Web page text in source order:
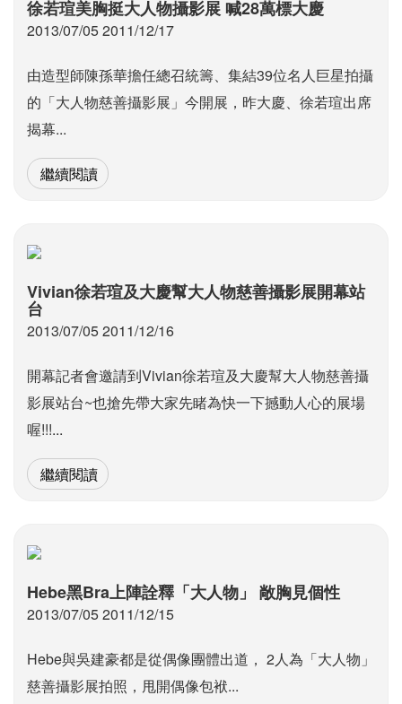
徐若瑄美胸挺大人物攝影展 喊28萬標大慶
2013/07/05 2011/12/17
由造型師陳孫華擔任總召統籌、集結39位名人巨星拍攝
的「大人物慈善攝影展」今開展，昨大慶、徐若瑄出席
揭幕...
繼續閱讀
Vivian徐若瑄及大慶幫大人物慈善攝影展開幕站
台
2013/07/05 2011/12/16
開幕記者會邀請到Vivian徐若瑄及大慶幫大人物慈善攝
影展站台~也搶先帶大家先睹為快一下撼動人心的展場
喔!!!...
繼續閱讀
Hebe黑Bra上陣詮釋「大人物」 敞胸見個性
2013/07/05 2011/12/15
Hebe與吳建豪都是從偶像團體出道， 2人為「大人物」
慈善攝影展拍照，甩開偶像包袱...